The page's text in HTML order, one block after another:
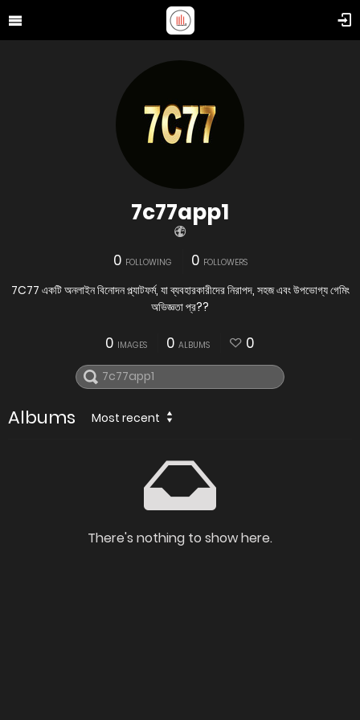
7c77app1
0 FOLLOWING 0 FOLLOWERS
7C77 একটি অনলাইন বিনোদন প্ল্যাটফর্ম, যা ব্যবহারকারীদের নিরাপদ, সহজ এবং উপভোগ্য গেমিং
অভিজ্ঞতা প্র??
0 IMAGES 0 ALBUMS 0
Albums Most recent
There's nothing to show here.